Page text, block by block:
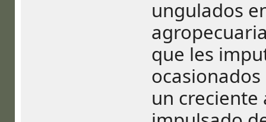
ungulados
que les
un creciente